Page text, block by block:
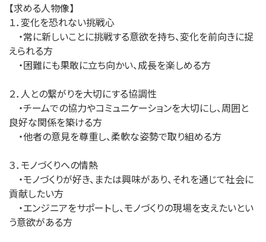
【求める人物像】
１．変化を恐れない挑戦心
・常に新しいことに挑戦する意欲を持ち、変化を前向きに捉
えられる方
・困難にも果敢に立ち向かい、成長を楽しめる方
２．人との繋がりを大切にする協調性
・チームでの協力やコミュニケーションを大切にし、周囲と
良好な関係を築ける方
・他者の意見を尊重し、柔軟な姿勢で取り組める方
３．モノづくりへの情熱
・モノづくりが好き、または興味があり、それを通じて社会に
貢献したい方
・エンジニアをサポートし、モノづくりの現場を支えたいとい
う意欲がある方